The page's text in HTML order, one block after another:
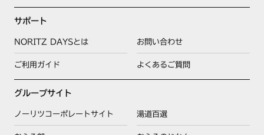
サポート
NORITZ DAYSとは お問い合わせ
ご利用ガイド よくあるご質問
グループサイト
ノーリツコーポレートサイト 湯道百選